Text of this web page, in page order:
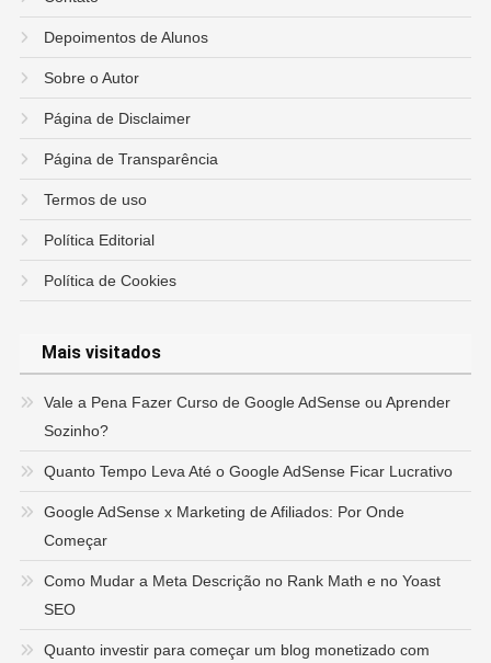
Depoimentos de Alunos
Sobre o Autor
Página de Disclaimer
Página de Transparência
Termos de uso
Política Editorial
Política de Cookies
Mais visitados
Vale a Pena Fazer Curso de Google AdSense ou Aprender
Sozinho?
Quanto Tempo Leva Até o Google AdSense Ficar Lucrativo
Google AdSense x Marketing de Afiliados: Por Onde
Começar
Como Mudar a Meta Descrição no Rank Math e no Yoast
SEO
Quanto investir para começar um blog monetizado com